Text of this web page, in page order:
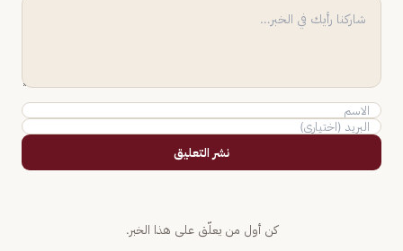
نشر التعليق
كن أول من يعلّق على هذا الخبر.